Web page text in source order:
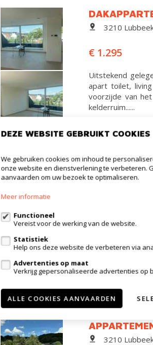
3210
€ 1.295
Uitstekend
apart toilet,
voorzijde van
kelderruim......
Meer
HUIS
Instapklare
afgewerkt met
werkt.
Meer
3210
DEZE WEBSITE GEBRUIKT COOKIES
We gebruiken cookies om inhoud te
onze website en dienstverlening te verbeteren.
aanvaarden om uw bezoek te optimaliseren.
Meer informatie
Functioneel
Vereist voor de werking van de website.
Statistiek
Help ons deze website de verbeteren via
Advertenties op maat
Verkrijg gepersonaliseerde advertenties op
ALLE COOKIES AANVAARDEN